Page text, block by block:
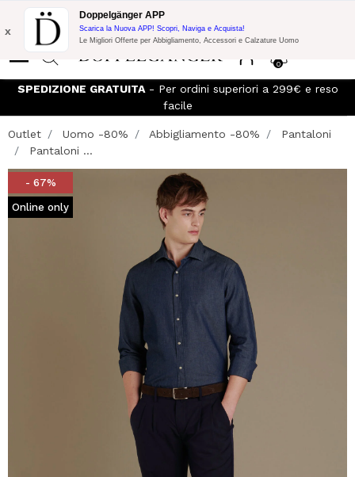
Promo Flash:
10% di Extra Sconto su 300€ di Acquisto con codice:
DOPPEL300
0
x
Doppelgänger APP
Scarica la Nuova APP! Scopri, Naviga e Acquista!
Le Migliori Offerte per Abbigliamento, Accessori e Calzature Uomo
SPEDIZIONE GRATUITA- Per ordini superiori a 299€ e reso
facile
Outlet Uomo -80% Abbigliamento -80%
Pantaloni
Pantaloni ...
- 67%
Online only